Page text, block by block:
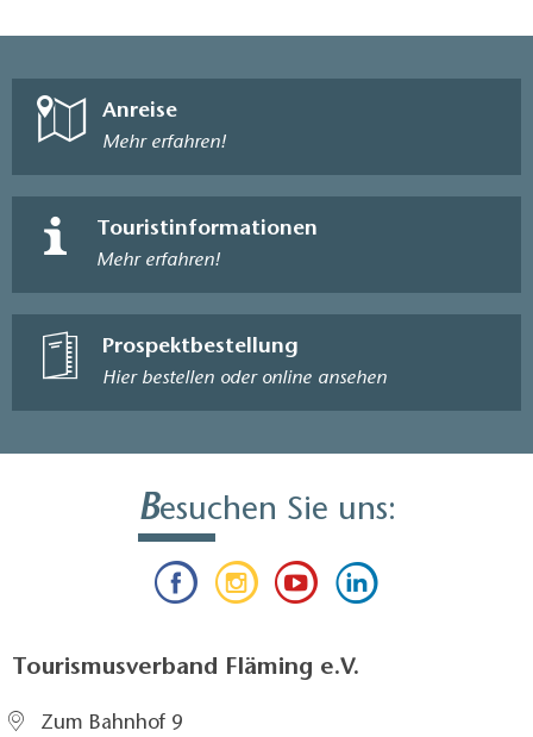
Anreise
Mehr erfahren!
Touristinformationen
Mehr erfahren!
Prospektbestellung
Hier bestellen oder online ansehen
Besuchen Sie uns:
Tourismusverband Fläming e.V.
Zum Bahnhof 9